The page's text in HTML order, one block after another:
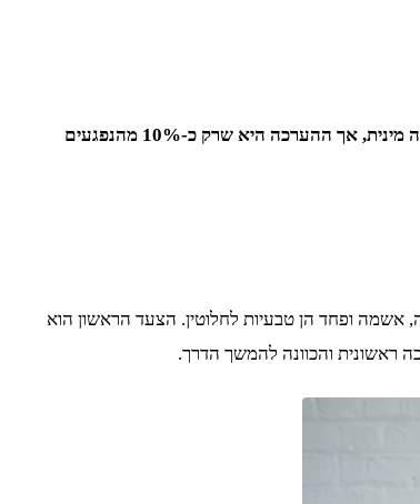
אלימות מינית היא מהפגיעות הקשות ביותר שאדם יכול לחוות, וההשלכות עלולות להשפיע על כל היבט בחייו. מדי שנה מתועדים בישראל אלפי מקרי תקיפה מינית, אך ההערכה היא שרק כ-10% מהנפגעים
אשמה ופחד הן טבעיות לחלוטין. הצעד הראשון הוא